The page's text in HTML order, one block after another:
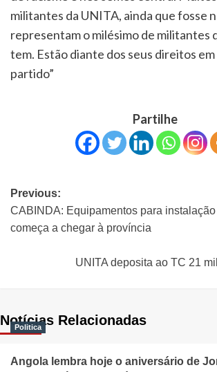
militantes da UNITA, ainda que fosse
representam o milésimo de militantes
tem. Estão diante dos seus direitos
partido”
Partilhe
Previous:
CABINDA: Equipamentos para
começa a chegar à província
UNITA deposita ao TC 21
Notícias Relacionadas
Politica
Angola lembra hoje o aniversário de